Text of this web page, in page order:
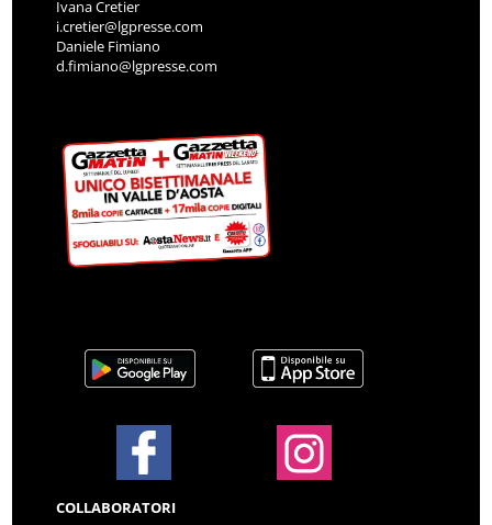
Ivana Cretier
i.cretier@lgpresse.com
Daniele Fimiano
d.fimiano@lgpresse.com
COLLABORATORI